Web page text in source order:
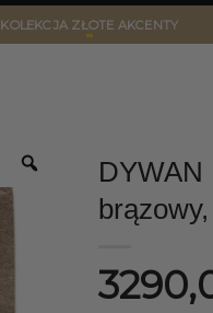
KOLEKCJA ZŁOTE AKCENTY
DYWAN